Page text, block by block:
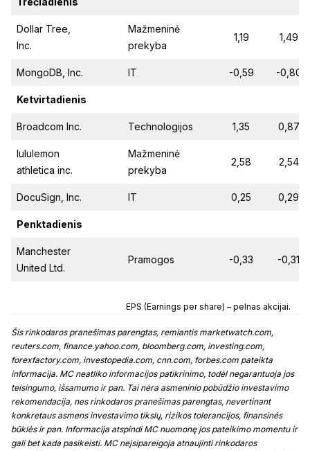
Dollar Tree,
Inc.
Mažmeninė
prekyba
1,19 1,49
MongoDB, Inc. IT -0,59 -0,80
Ketvirtadienis
Broadcom Inc. Technologijos 1,35 0,87
lululemon
athletica inc.
Mažmeninė
prekyba
2,58 2,54
DocuSign, Inc. IT 0,25 0,29
Penktadienis
Manchester
United Ltd.
Pramogos -0,33 -0,31
EPS (Earnings per share) – pelnas akcijai.
Šis rinkodaros pranešimas parengtas, remiantis marketwatch.com,
reuters.com, finance.yahoo.com, bloomberg.com, investing.com,
forexfactory.com, investopedia.com, cnn.com, forbes.com pateikta
informacija. MC neatliko informacijos patikrinimo, todėl negarantuoja jos
teisingumo, išsamumo ir pan. Tai nėra asmeninio pobūdžio investavimo
rekomendacija, nes rinkodaros pranešimas parengtas, nevertinant
konkretaus asmens investavimo tikslų, rizikos tolerancijos, finansinės
būklės ir pan. Informacija atspindi MC nuomonę jos pateikimo momentu ir
gali bet kada pasikeisti. MC neįsipareigoja atnaujinti rinkodaros